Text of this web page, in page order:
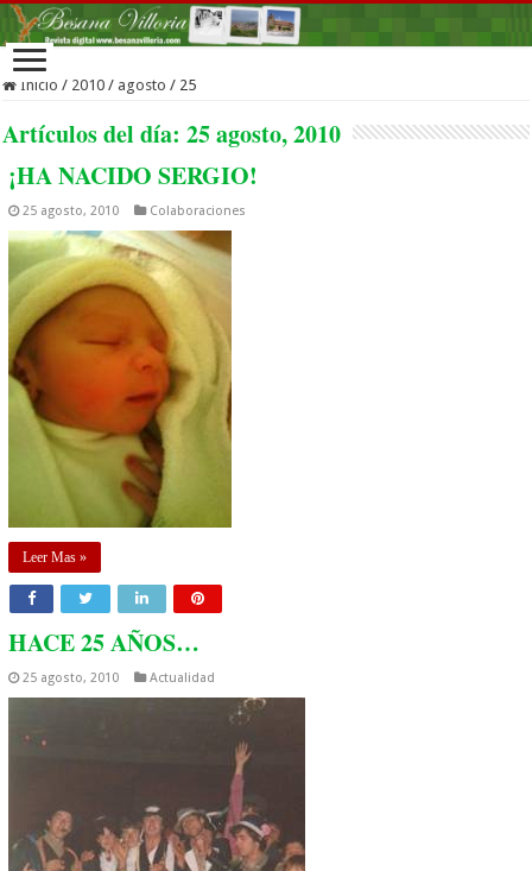
Inicio / 2010 / agosto / 25
Artículos del día:25 agosto, 2010
¡HA NACIDO SERGIO!
25 agosto, 2010 Colaboraciones
Leer Mas »
HACE 25 AÑOS…
25 agosto, 2010 Actualidad